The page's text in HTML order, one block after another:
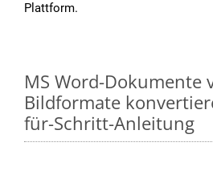
Plattform.
MS Word-Dokumente
Bildformate
für-Schritt-Anleitung